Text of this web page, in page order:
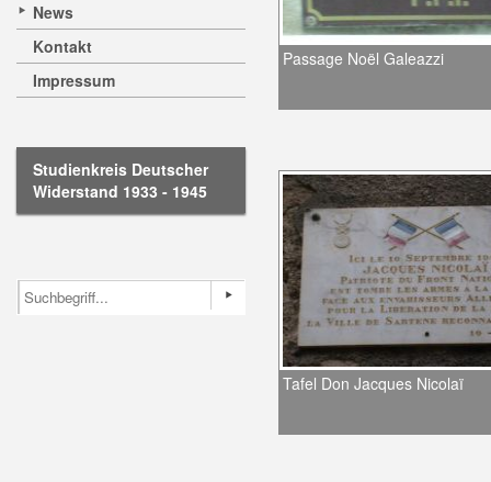
News
Kontakt
Impressum
Studienkreis Deutscher
Widerstand 1933 - 1945
Passage Noël Galeazzi
Tafel Don Jacques Nicolaï